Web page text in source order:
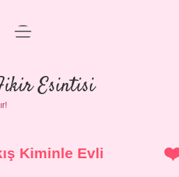
Anasayfa
Politikası
Uyarı
menüyü
Esintisi
Kiminle Evli